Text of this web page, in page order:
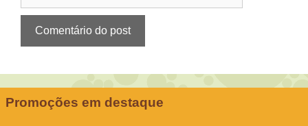
Promoções em destaque